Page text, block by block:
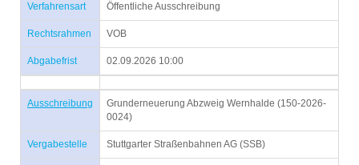
Verfahrensart Öffentliche Ausschreibung
Rechtsrahmen VOB
Abgabefrist 02.09.2026 10:00
Ausschreibung
Grunderneuerung Abzweig Wernhalde (150-2026-
0024)
Vergabestelle Stuttgarter Straßenbahnen AG (SSB)